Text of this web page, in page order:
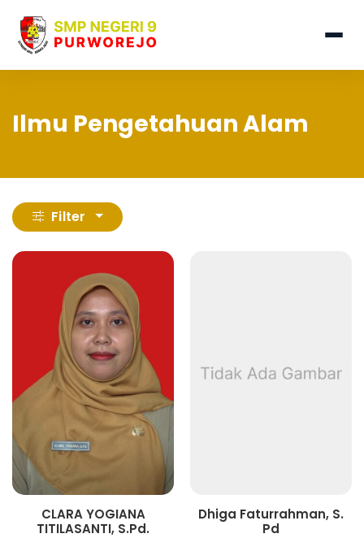
Ilmu Pengetahuan Alam
Filter
CLARA YOGIANA
TITILASANTI, S.Pd.
Dhiga Faturrahman, S.
Pd